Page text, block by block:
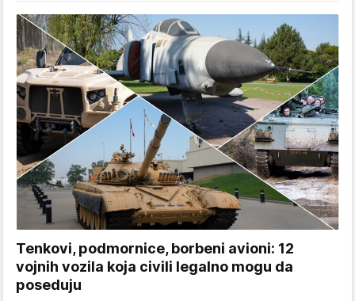
Tenkovi, podmornice, borbeni avioni: 12
vojnih vozila koja civili legalno mogu da
poseduju